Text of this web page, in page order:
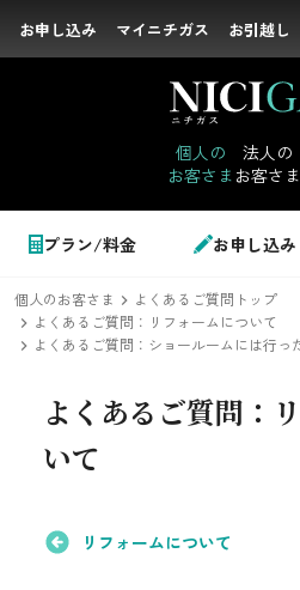
お申し込み マイニチガス お引越し
個人の
お客さま
法人の
お客さま
プラン/料金 お申し込み
お申し込み マイニチガス お引越し
個人のお客さま
LPガス＋でんき
でガ割のご案内
料金
お申し込み一覧
個人のお客さま
よくあるご質問トップ
よくあるご質問：リフォームについて
よくあるご質問：ショールームには行っ
よくあるご質問：
いて
リフォームについて